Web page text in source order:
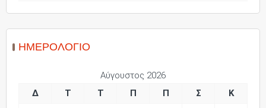
ΗΜΕΡΟΛΌΓΙΟ
Αύγουστος 2026
Δ
Τ Τ Π Π Σ
Κ